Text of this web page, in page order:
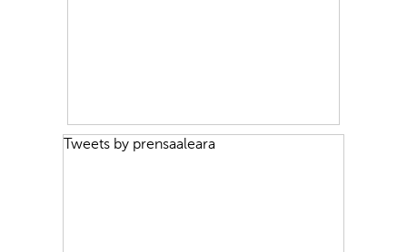
Tweets by prensaaleara